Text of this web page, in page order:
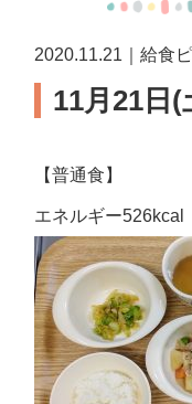
2020.11.21｜給食
11月21日
【普通食】
エネルギー